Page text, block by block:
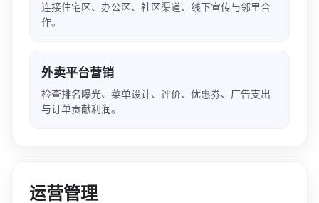
连接住宅区、办公区、社区渠道、线下宣传与邻里合
作。
外卖平台营销
检查排名曝光、菜单设计、评价、优惠券、广告支出
与订单贡献利润。
运营管理